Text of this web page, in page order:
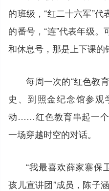
的班级，“红二十六军”
的番号，“连”代表年级
和休息号，那是上下课的
每周一次的“红色教
史、到照金纪念馆参
动……红色教育串起一
一场穿越时空的对话。
“我最喜欢薛家寨保
孩儿宣讲团”成员，陈子